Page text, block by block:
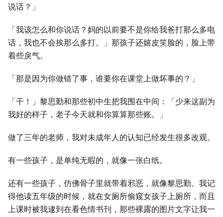
说话？」
「我该怎么和你说话？妈的以前要不是你给我爸打那么多电
话，我也不会挨那么多打。」那孩子还嬉皮笑脸的，脸上带
着些戾气。
「那是因为你做错了事，谁要你在课堂上做坏事的？」
「干！」黎思勤和那些初中生把我围在中间：「少来这副为
我好的样子，老子今天就和你算算那些账。」
做了三年的老师，我对未成年人的认知已经发生很多改观。
有一些孩子，是单纯无暇的，就像一张白纸。
还有一些孩子，仿佛骨子里就带着邪恶，就像黎思勤。我记
得他读五年级的时候，就在女厕所偷窥女孩子上厕所，而且
上课时被我逮到在看色情书刊，那些裸露的图片文字让我一